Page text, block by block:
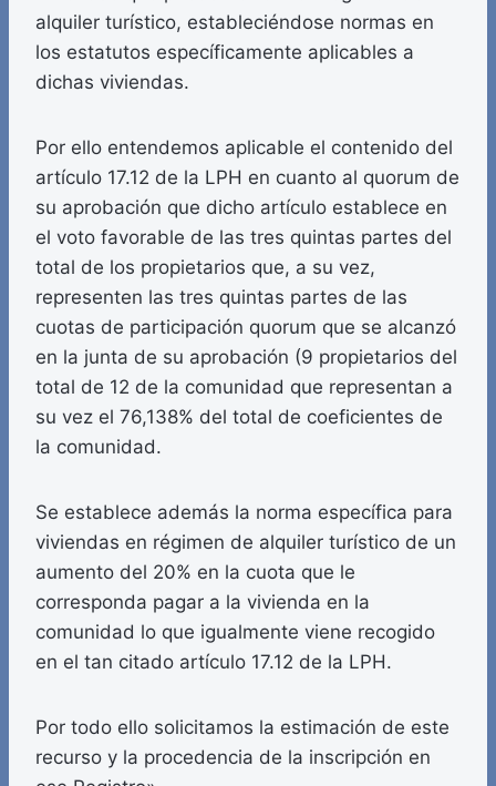
alquiler turístico, estableciéndose normas en
los estatutos específicamente aplicables a
dichas viviendas.
Por ello entendemos aplicable el contenido del
artículo 17.12 de la LPH en cuanto al quorum de
su aprobación que dicho artículo establece en
el voto favorable de las tres quintas partes del
total de los propietarios que, a su vez,
representen las tres quintas partes de las
cuotas de participación quorum que se alcanzó
en la junta de su aprobación (9 propietarios del
total de 12 de la comunidad que representan a
su vez el 76,138% del total de coeficientes de
la comunidad.
Se establece además la norma específica para
viviendas en régimen de alquiler turístico de un
aumento del 20% en la cuota que le
corresponda pagar a la vivienda en la
comunidad lo que igualmente viene recogido
en el tan citado artículo 17.12 de la LPH.
Por todo ello solicitamos la estimación de este
recurso y la procedencia de la inscripción en